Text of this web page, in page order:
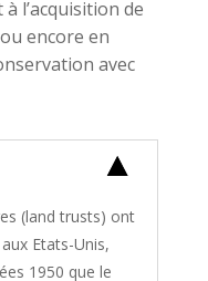
l’acquisition de
encore en
avec
(land trusts) ont
Etats-Unis,
1950 que le